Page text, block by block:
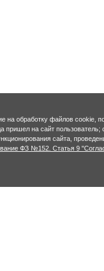
на обработку файлов cookie,
пришел на сайт
сайта,
ФЗ №152. Статья 9